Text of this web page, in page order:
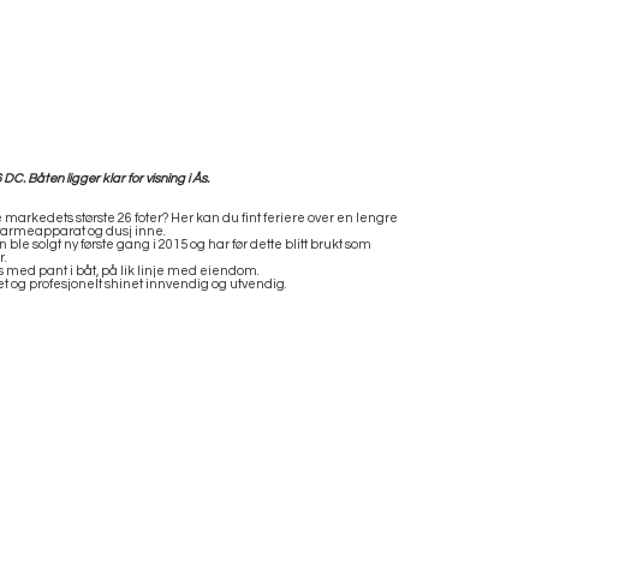
Båten ligger klar for visning i Ås.
største 26 foter? Her kan du fint feriere over en lengre
og dusj inne.
ble solgt ny første gang i 2015 og har før dette blitt brukt som
pant i båt, på lik linje med eiendom.
og profesjonelt shinet innvendig og utvendig.